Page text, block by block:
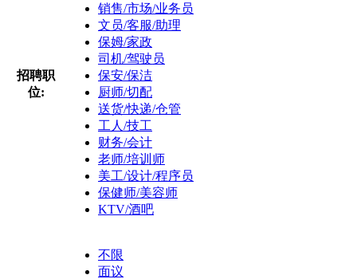
招聘职
位:
销售/市场/业务员
文员/客服/助理
保姆/家政
司机/驾驶员
保安/保洁
厨师/切配
送货/快递/仓管
工人/技工
财务/会计
老师/培训师
美工/设计/程序员
保健师/美容师
KTV/酒吧
不限
面议